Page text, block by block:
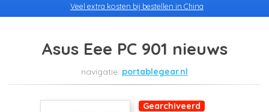
Veel extra kosten bij bestellen in China
Asus Eee PC 901 nieuws
portablegear.nl
Gearchiveerd